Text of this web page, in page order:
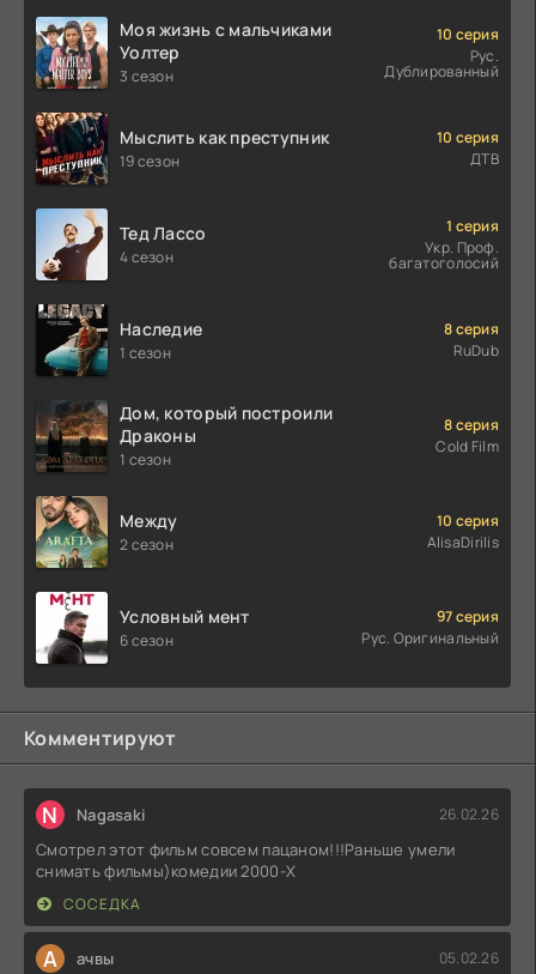
Моя жизнь с мальчиками
Уолтер
3 сезон
10 серия
Рус.
Дублированный
Мыслить как преступник
19 сезон
10 серия
ДТВ
Тед Лассо
4 сезон
1 серия
Укр. Проф.
багатоголосий
Наследие
1 сезон
8 серия
RuDub
Дом, который построили
Драконы
1 сезон
8 серия
Cold Film
Между
2 сезон
10 серия
AlisaDirilis
Условный мент
6 сезон
97 серия
Рус. Оригинальный
Комментируют
N Nagasaki 26.02.26
Смотрел этот фильм совсем пацаном!!!Раньше умели
снимать фильмы)комедии 2000-X
СОСЕДКА
А ачвы 05.02.26